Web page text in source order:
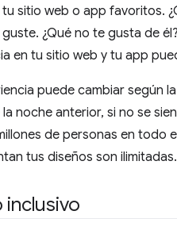
tu sitio web o app favoritos.
¿Qué no te gusta de
en tu sitio web y tu app
puede cambiar según
noche anterior, si no se
de personas en todo
tus diseños son ilimitadas.
inclusivo